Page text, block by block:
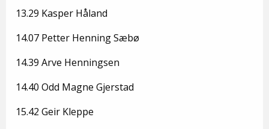
13.29 Kasper Håland
14.07 Petter Henning Sæbø
14.39 Arve Henningsen
14.40 Odd Magne Gjerstad
15.42 Geir Kleppe